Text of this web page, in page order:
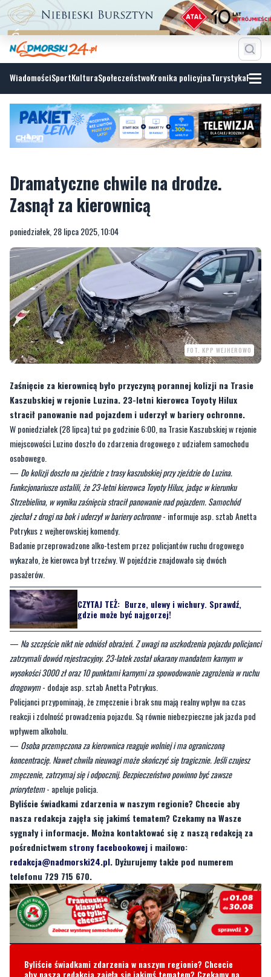
WiadomościSportKulturaSpołeczeństwoKronika policyjnaTurystyka
Dramatyczne chwile na drodze.
poniedziałek, 28 lipca 2025, 10:04
FOT. KPP WEJHEROWO
Zaśnięcie za kierownicą było przyczyną porannej kolizji na Trasie
Kaszubskiej w rejonie Luzina. 23-letni kierowca Toyoty Hilux
W poniedziałek (28 lipca) tuż po godzinie 6:00, na Trasie Kaszubskiej w rejonie
miejscowości Luzino doszło do zdarzenia drogowego z udziałem samochodu
osobowego.
—Do kolizji doszło na zjeździe z trasy kaszubskiej przy zjeździe do Luzina.
Funkcjonariusze ustalili, że 23-letni kierowca Toyoty Hilux, jadąc w kierunku
Strzebielina, w wyniku zaśnięcia stracił panowanie nad pojazdem. Samochód
zjechał z drogi na bok i uderzył w bariery ochronne- informuje asp. sztab Anetta
Potrykus z wejherowskiej komendy.
Badanie przeprowadzone alko-testem przez policjantów ruchu drogowego
wykazało, że kierowca był trzeźwy. W pojeździe znajdowało się dwóch
pasażerów.
CZYTAJ TEŻ:Burze, ulewy i wichury. Sprawdź,
—Na szczęście nikt nie odniósł obrażeń. Z uwagi na uszkodzenia pojazdu policjanci
zatrzymali dowód rejestracyjny. 23-latek został ukarany mandatem karnym w
wysokości 3000 zł oraz 10 punktami karnymi za spowodowanie zagrożenia w ruchu
drogowym- dodaje asp. sztab Anetta Potrykus.
Policjanci przypominają, że zmęczenie i brak snu mają realny wpływ na czas
reakcji i zdolność prowadzenia pojazdu. Są równie niebezpieczne jak jazda pod
wpływem alkoholu.
—Osoba przemęczona za kierownica reaguje wolniej i ma ograniczoną
koncentrację. Nawet chwila nieuwagi może skończyć się tragicznie. Jeśli czujesz
zmęczenie, zatrzymaj się i odpocznij. Bezpieczeństwo powinno być zawsze
priorytetem- apeluje policja.
Byliście świadkami zdarzenia w naszym regionie? Chcecie aby
nasza redakcja zajęła się jakimś tematem? Czekamy na Wasze
sygnały i informacje. Można kontaktować się z naszą redakcją za
pośrednictwemstrony facebookoweji mailowo:
redakcja@nadmorski24.pl. Dyżurujemy także pod numerem
telefonu 729 715 670.
Byliście świadkami zdarzenia w naszym regionie? Chcecie
aby nasza redakcja zajęła się jakimś tematem? Czekamy na
Wasze sygnały i informacje. Można kontaktować się z naszą
redakcja@nadmorski24.plDyżurujemy także pod numerem
telefonu729 715 670.